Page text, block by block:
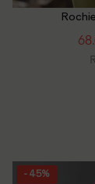
- 45%